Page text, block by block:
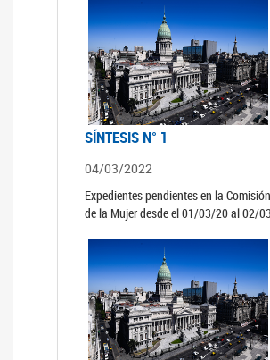
SÍNTESIS N° 1
04/03/2022
Expedientes pendientes en la
de la Mujer desde el 01/03/20 al 02/